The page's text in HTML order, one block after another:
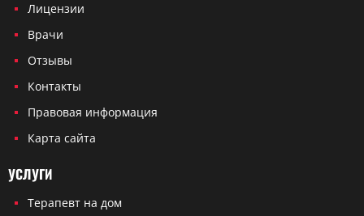
Лицензии
Врачи
Отзывы
Контакты
Правовая информация
Карта сайта
УСЛУГИ
Терапевт на дом